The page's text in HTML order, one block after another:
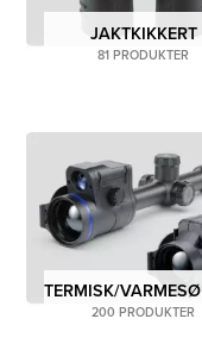
verktøyene for en
jaktopplevelse får
Digital nattoptikk
vårePulsar-
JAKTKIKKERT
81 PRODUKTER
TERMISK/
200 PRODUKTER